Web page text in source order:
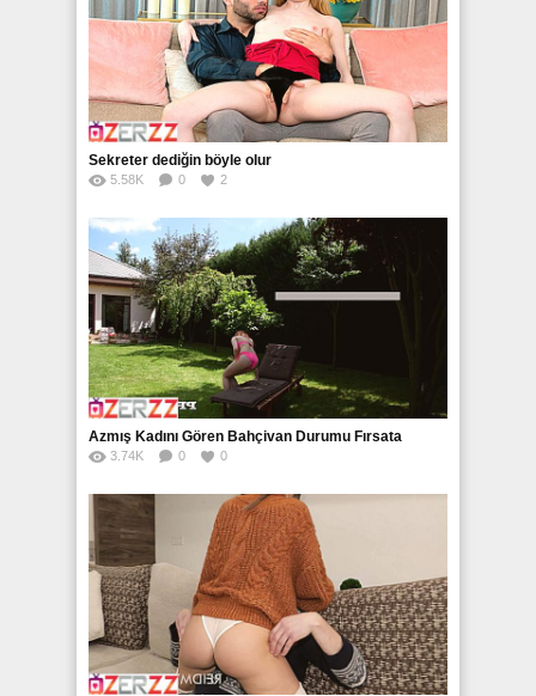
Sekreter dediğin böyle olur
5.58K 0 2
Azmış Kadını Gören Bahçivan Durumu Fırsata
Çeviriyor
3.74K 0 0